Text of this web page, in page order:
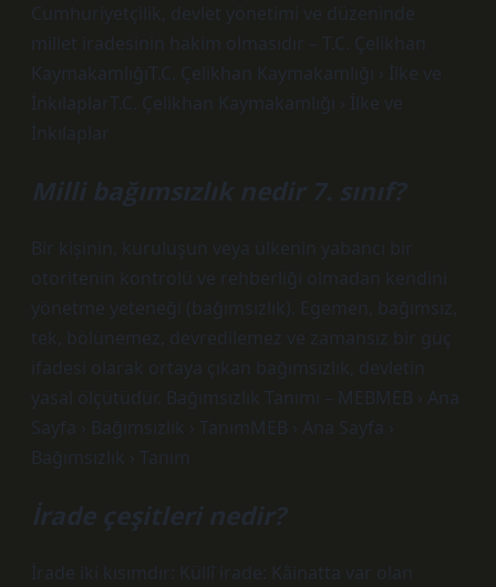
Cumhuriyetçilik, devlet yönetimi ve düzeninde
millet iradesinin hakim olmasıdır – T.C. Çelikhan
KaymakamlığıT.C. Çelikhan Kaymakamlığı › İlke ve
İnkılaplarT.C. Çelikhan Kaymakamlığı › İlke ve
İnkılaplar
Milli bağımsızlık nedir 7. sınıf?
Bir kişinin, kuruluşun veya ülkenin yabancı bir
otoritenin kontrolü ve rehberliği olmadan kendini
yönetme yeteneği (bağımsızlık). Egemen, bağımsız,
tek, bölünemez, devredilemez ve zamansız bir güç
ifadesi olarak ortaya çıkan bağımsızlık, devletin
yasal ölçütüdür. Bağımsızlık Tanımı – MEBMEB › Ana
Sayfa › Bağımsızlık › TanımMEB › Ana Sayfa ›
Bağımsızlık › Tanım
İrade çeşitleri nedir?
İrade iki kısımdır: Küllî irade: Kâinatta var olan